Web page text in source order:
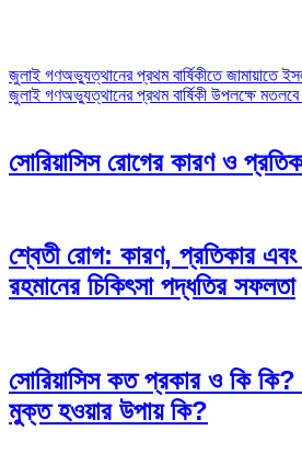
Post
navigation
জুলাই গণঅভ্যুত্থানের প্রথম বার্ষিকীতে জামায়াতে
জুলাই গণঅভ্যুত্থানের প্রথম বার্ষিকী উপলক্ষে
সোরিয়াসিস রোগের কারণ ও
শ্বেতী রোগ: কারণ, প্রতিকার এবং
রহমানের চিকিৎসা পদ্ধতির সফলতা
সোরিয়াসিস কত প্রকার ও কি কি?
মুক্ত হওয়ার উপায় কি?